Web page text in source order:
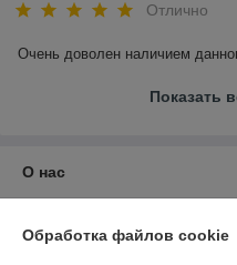
Отлично
Очень доволен наличием
Показать
О нас
Обработка файлов cookie